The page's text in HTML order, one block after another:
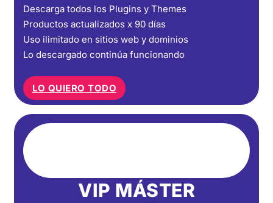
Descarga todos los Plugins y Themes
Productos actualizados x 90 días
Uso ilimitado en sitios web y dominios
Lo descargado continúa funcionando
LO QUIERO TODO
VIP MÁSTER